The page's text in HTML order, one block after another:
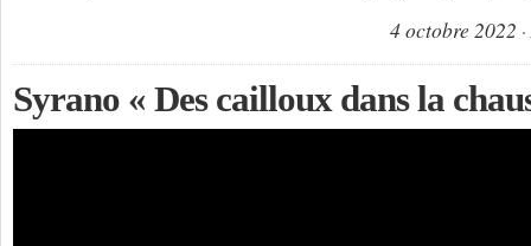
4 octobre 2022
Syrano « Des cailloux dans la